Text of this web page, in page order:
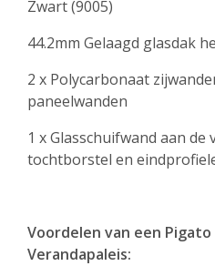
Zwart (9005)
44.2mm Gelaagd glasdak
2 x Polycarbonaat
paneelwanden
1 x Glasschuifwand aan de
tochtborstel en
Voordelen van een
Verandapaleis: